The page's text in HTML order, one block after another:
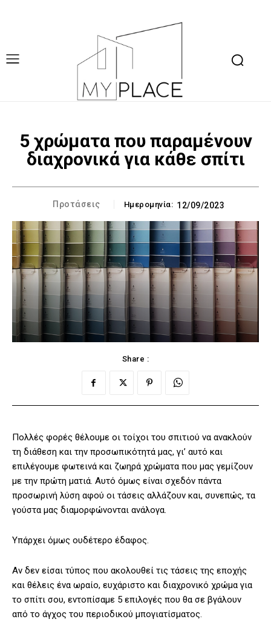
5 χρώματα που παραμένουν
διαχρονικά για κάθε σπίτι
Προτάσεις Ημερομηνία: 12/09/2023
Share :
Πολλές φορές θέλουμε οι τοίχοι του σπιτιού να ανακλούν
τη διάθεση και την προσωπικότητά μας, γι’ αυτό και
επιλέγουμε φωτεινά και ζωηρά χρώματα που μας γεμίζουν
με την πρώτη ματιά. Αυτό όμως είναι σχεδόν πάντα
προσωρινή λύση αφού οι τάσεις αλλάζουν και, συνεπώς, τα
γούστα μας διαμορφώνονται ανάλογα.
Υπάρχει όμως ουδέτερο έδαφος.
Αν δεν είσαι τύπος που ακολουθεί τις τάσεις της εποχής
και θέλεις ένα ωραίο, ευχάριστο και διαχρονικό χρώμα για
το σπίτι σου, εντοπίσαμε 5 επιλογές που θα σε βγάλουν
από το άγχος του περιοδικού μπογιατίσματος.